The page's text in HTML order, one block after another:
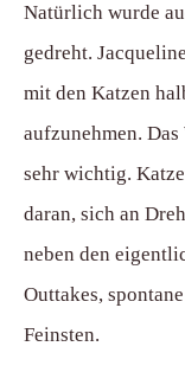
Natürlich wurde
gedreht.
mit den Katzen
aufzunehmen.
sehr wichtig.
daran, sich an
neben den
Outtakes,
Feinsten.